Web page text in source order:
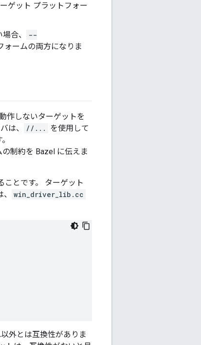
ゲット プラットフォー
合、
--
ォームの両方になりま
作しないターゲットを
は、
//...
を使用して
制約を Bazel に伝えま
ことです。 ターゲット
win_driver_lib.cc
外とは互換性がありま